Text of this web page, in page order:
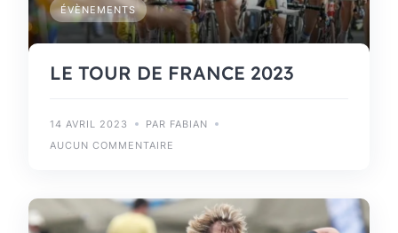
ÉVÈNEMENTS
LE TOUR DE FRANCE 2023
14 AVRIL 2023
PAR FABIAN
AUCUN COMMENTAIRE